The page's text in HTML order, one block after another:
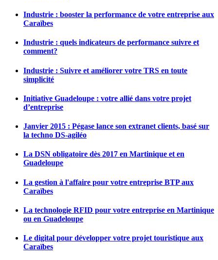
Industrie : booster la performance de votre entreprise aux
Caraïbes
Industrie : quels indicateurs de performance suivre et
comment?
Industrie : Suivre et améliorer votre TRS en toute
simplicité
Initiative Guadeloupe : votre allié dans votre projet
d’entreprise
Janvier 2015 : Pégase lance son extranet clients, basé sur
la techno DS-agiléo
La DSN obligatoire dès 2017 en Martinique et en
Guadeloupe
La gestion à l'affaire pour votre entreprise BTP aux
Caraïbes
La technologie RFID pour votre entreprise en Martinique
ou en Guadeloupe
Le digital pour développer votre projet touristique aux
Caraïbes